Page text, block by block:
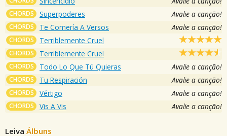
CHORDS Superpoderes Avalie a canção!
CHORDS Te Comería A Versos Avalie a canção!
CHORDS Terriblemente Cruel
CHORDS Terriblemente Cruel
CHORDS Todo Lo Que Tú Quieras Avalie a canção!
CHORDS Tu Respiración Avalie a canção!
CHORDS Vértigo Avalie a canção!
CHORDS Vis A Vis Avalie a canção!
Leiva Álbuns